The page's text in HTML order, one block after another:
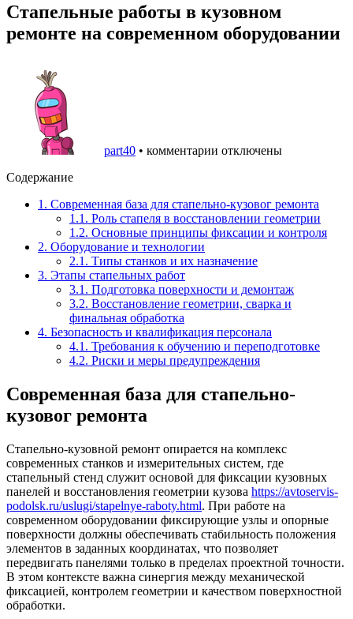
Стапельные работы в кузовном
ремонте на современном оборудовании
part40 • комментарии отключены
Содержание
1. Современная база для стапельно-кузовог ремонта
1.1. Роль стапеля в восстановлении геометрии
1.2. Основные принципы фиксации и контроля
2. Оборудование и технологии
2.1. Типы станков и их назначение
3. Этапы стапельных работ
3.1. Подготовка поверхности и демонтаж
3.2. Восстановление геометрии, сварка и
финальная обработка
4. Безопасность и квалификация персонала
4.1. Требования к обучению и переподготовке
4.2. Риски и меры предупреждения
Современная база для стапельно-
кузовог ремонта
Стапельно-кузовной ремонт опирается на комплекс
современных станков и измерительных систем, где
стапельный стенд служит основой для фиксации кузовных
панелей и восстановления геометрии кузова https://avtoservis-
podolsk.ru/uslugi/stapelnye-raboty.html. При работе на
современном оборудовании фиксирующие узлы и опорные
поверхности должны обеспечивать стабильность положения
элементов в заданных координатах, что позволяет
передвигать панелями только в пределах проектной точности.
В этом контексте важна синергия между механической
фиксацией, контролем геометрии и качеством поверхностной
обработки.